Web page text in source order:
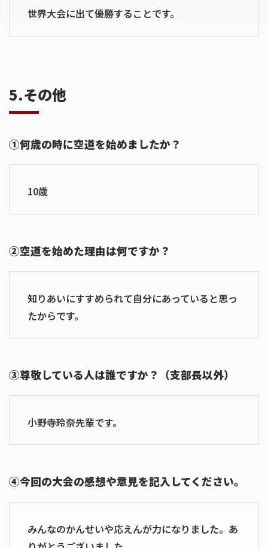
世界大会に出て優勝することです。
5.その他
①何歳の時に空道を始めましたか？
10歳
②空道を始めた理由は何ですか？
知りあいにすすめられて自分にあっていると思っ
たからです。
③尊敬している人は誰ですか？（支部長以外）
小野寺玲奈先輩です。
④今回の大会の感想や意見を記入してください。
みんなのかんせいや応えんが力になりました。あ